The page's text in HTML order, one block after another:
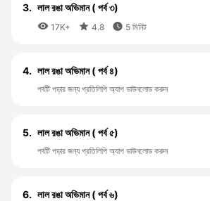
3. লাল রঙা অভিমান ( পর্ব ৩)
 17K+  4.8  5 মিনিট
4. লাল রঙা অভিমান ( পর্ব ৪)
পর্বটি পড়ার জন্য প্রতিলিপি অ্যাপ ডাউনলোড করুন
5. লাল রঙা অভিমান ( পর্ব ৫)
পর্বটি পড়ার জন্য প্রতিলিপি অ্যাপ ডাউনলোড করুন
6. লাল রঙা অভিমান ( পর্ব ৬)